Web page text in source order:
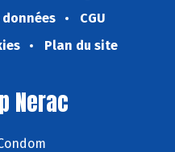
CGU
Plan du site
Nerac